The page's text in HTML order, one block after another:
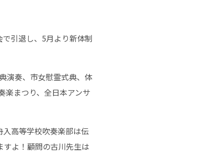
引退し、5月より新体制
演奏、市女慰霊式典、体
楽まつり、全日本アンサ
入高等学校吹奏楽部は伝
よ！顧問の古川先生は